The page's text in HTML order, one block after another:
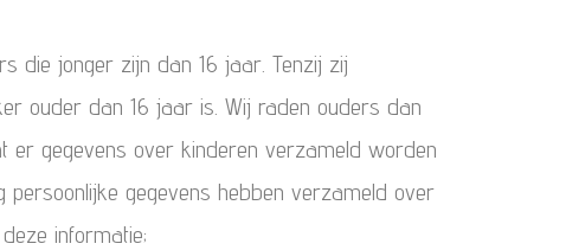
die jonger zijn dan 16 jaar. Tenzij zij
ouder dan 16 jaar is. Wij raden ouders dan
gegevens over kinderen verzameld worden
gegevens hebben verzameld over
informatie;